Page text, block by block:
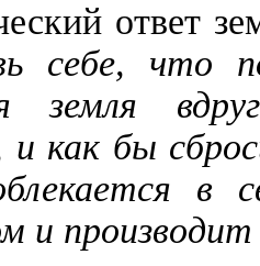
ответ
себе, что
земля
как бы
в
и